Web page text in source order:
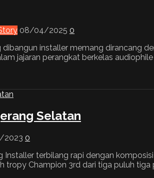
08/04/2025 0
installer memang dirancang
jajaran perangkat berkelas
Selatan
0
Installer terbilang rapi dengan
tropy Champion 3rd dari tiga puluh